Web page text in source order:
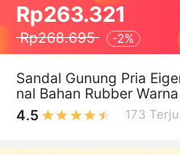
Rp263.321
Rp268.695 -2%
Sandal Gunung Pria
nal Bahan Rubber
4.5
173